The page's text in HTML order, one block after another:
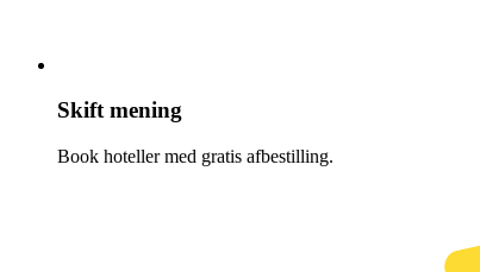
Skift mening
Book hoteller med gratis afbestilling.